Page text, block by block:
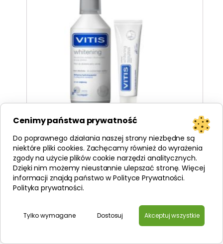
VITIS Whitening SET 600ml - zestaw wybielajacy do
codziennej pielęgnacji zębów i jamy ustnej, pasta i
płyn
56,50zł
DODAJ DO KOSZYKA
Cenimy państwa prywatność
Do poprawnego działania naszej strony niezbędne są
niektóre pliki cookies. Zachęcamy również do wyrażenia
zgody na użycie plików cookie narzędzi analitycznych.
Dzięki nim możemy nieustannie ulepszać stronę. Więcej
informacji znajdą państwo w Polityce Prywatności.
Polityka prywatności.
Dostosuj
Tylko wymagane Akceptuj wszystkie